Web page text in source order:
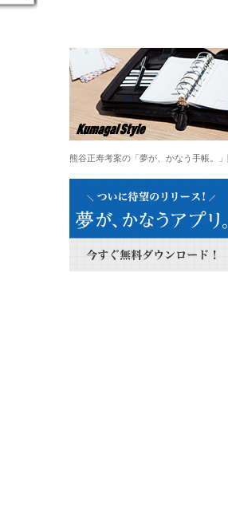
熊谷正寿考案の「夢が、かなう手帳。